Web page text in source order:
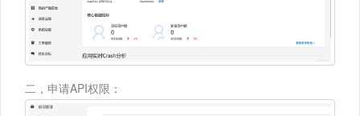
二，申请API权限：